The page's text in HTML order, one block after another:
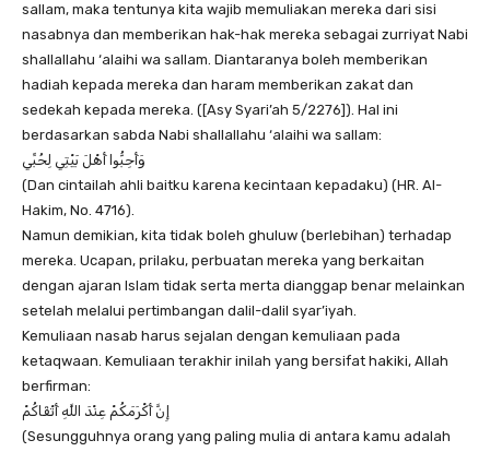
sallam, maka tentunya kita wajib memuliakan mereka dari sisi
nasabnya dan memberikan hak-hak mereka sebagai zurriyat Nabi
shallallahu ‘alaihi wa sallam. Diantaranya boleh memberikan
hadiah kepada mereka dan haram memberikan zakat dan
sedekah kepada mereka. ([Asy Syari’ah 5/2276]). Hal ini
berdasarkan sabda Nabi shallallahu ‘alaihi wa sallam:
وَأَحِبُّوا أَهْلَ بَيْتِي لِحُبِّي
(Dan cintailah ahli baitku karena kecintaan kepadaku) (HR. Al-
Hakim, No. 4716).
Namun demikian, kita tidak boleh ghuluw (berlebihan) terhadap
mereka. Ucapan, prilaku, perbuatan mereka yang berkaitan
dengan ajaran Islam tidak serta merta dianggap benar melainkan
setelah melalui pertimbangan dalil-dalil syar’iyah.
Kemuliaan nasab harus sejalan dengan kemuliaan pada
ketaqwaan. Kemuliaan terakhir inilah yang bersifat hakiki, Allah
berfirman:
إِنَّ أَكْرَمَكُمْ عِنْدَ اللَّهِ أَتْقَاكُمْ
(Sesungguhnya orang yang paling mulia di antara kamu adalah